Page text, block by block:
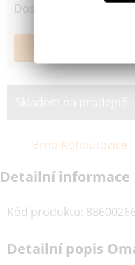
Dostupnost
Skladem na prodejně:
Brno Kohoutovice
Detailní informace
Kód produktu: 88600266
Detailní popis